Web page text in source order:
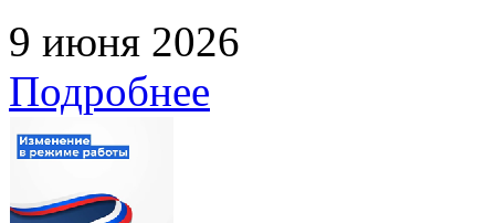
9 июня 2026
Подробнее